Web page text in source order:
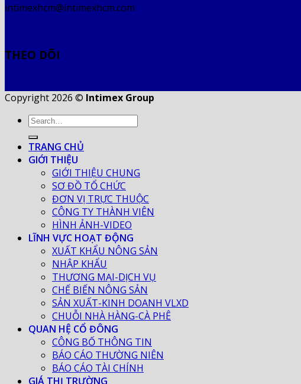
intimexhcm@intimexhcm.com
THEO DÕI
Copyright 2026 © Intimex Group
TRANG CHỦ
GIỚI THIỆU
GIỚI THIỆU CHUNG
SƠ ĐỒ TỔ CHỨC
ĐƠN VỊ TRỰC THUỘC
CÔNG TY THÀNH VIÊN
HÌNH ẢNH-VIDEO
LĨNH VỰC HOẠT ĐỘNG
XUẤT KHẨU NÔNG SẢN
NHẬP KHẨU
THƯƠNG MẠI-DỊCH VỤ
CHẾ BIẾN NÔNG SẢN
SẢN XUẤT-KINH DOANH VLXD
CHUỖI NHÀ HÀNG-CÀ PHÊ
QUAN HỆ CỔ ĐÔNG
CÔNG BỐ THÔNG TIN
BÁO CÁO THƯỜNG NIÊN
BÁO CÁO TÀI CHÍNH
GIÁ THỊ TRƯỜNG